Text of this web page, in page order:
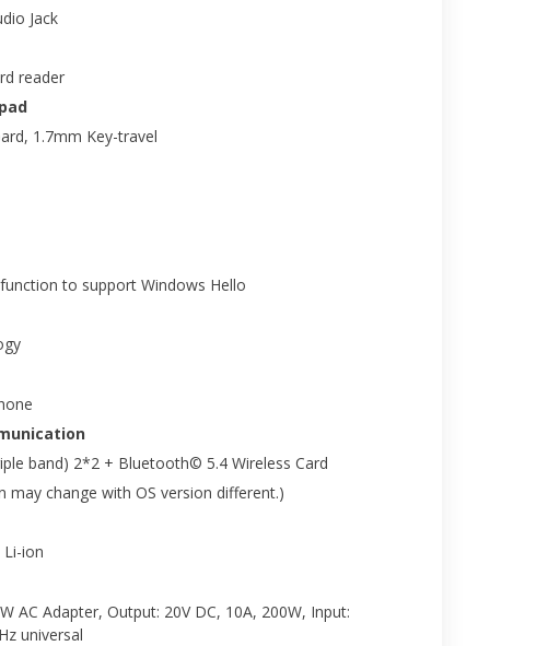
Jack
reader
1.7mm Key-travel
to support Windows Hello
band) 2*2 + Bluetooth© 5.4 Wireless Card
change with OS version different.)
Li-ion
AC Adapter, Output: 20V DC, 10A, 200W, Input:
universal